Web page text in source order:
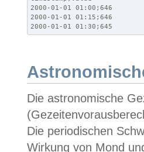
2000-01-01 01:00;646
2000-01-01 01:15;646
2000-01-01 01:30;645
Die astronomische
Die periodischen
Wirkung von Mond